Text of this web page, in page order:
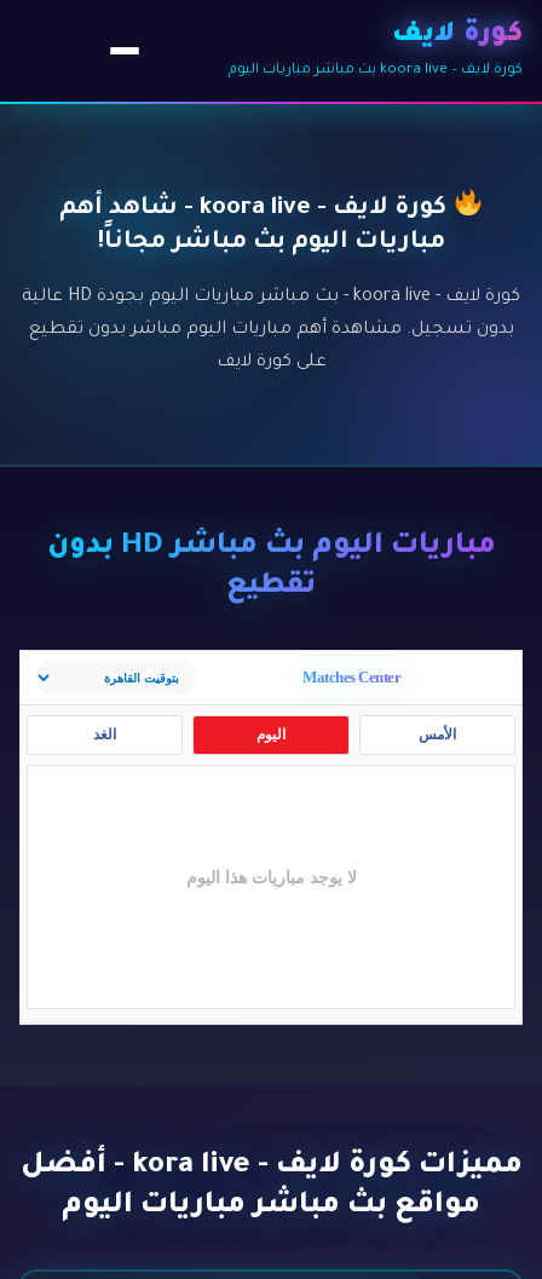
كورة لايف
كورة لايف – koora live بث مباشر مباريات اليوم
كورة لايف - koora live - شاهد أهم
مباريات اليوم بث مباشر مجاناً!
كورة لايف - koora live - بث مباشر مباريات اليوم بجودة HD عالية
بدون تسجيل. مشاهدة أهم مباريات اليوم مباشر بدون تقطيع
على كورة لايف
مباريات اليوم بث مباشر HD بدون
تقطيع
Matches Center
الأمس اليوم الغد
لا يوجد مباريات هذا اليوم
مميزات كورة لايف - kora live - أفضل
مواقع بث مباشر مباريات اليوم